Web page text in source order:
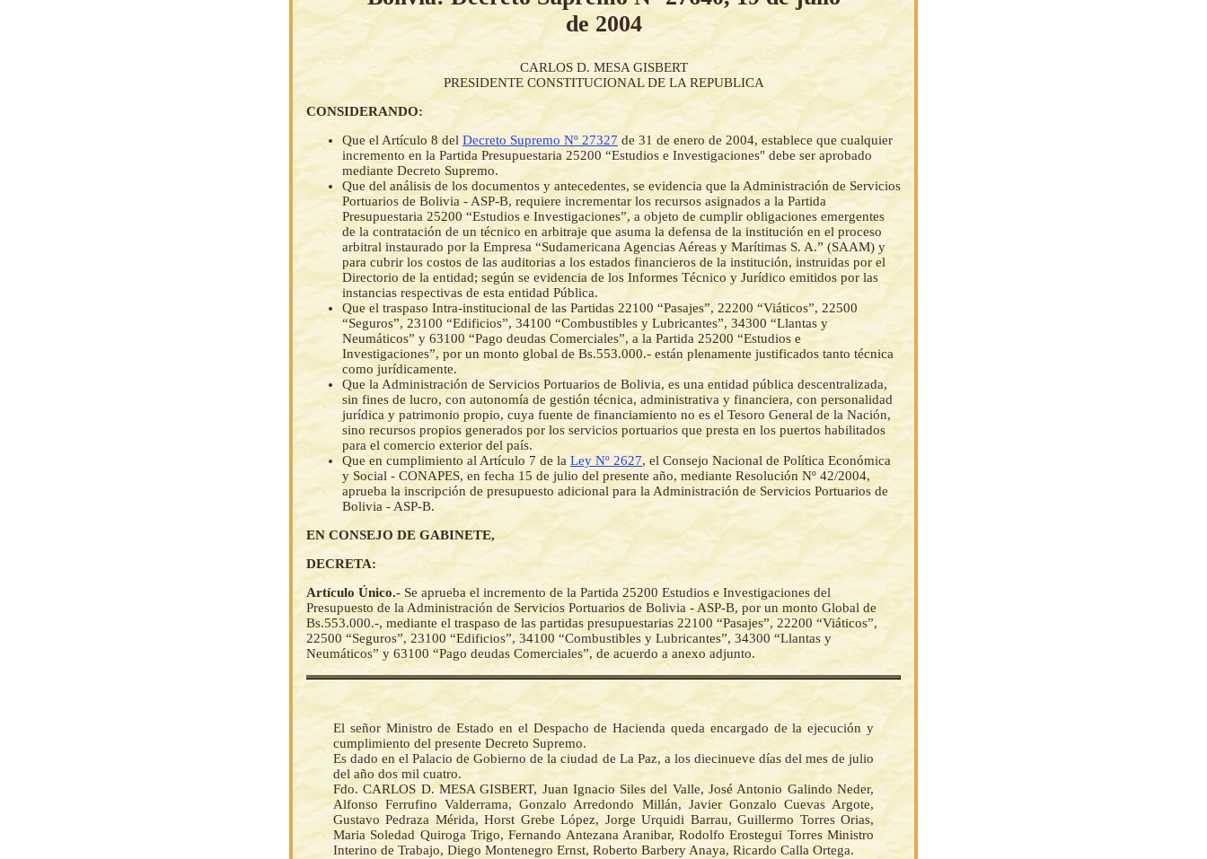
de 2004
CARLOS D. MESA GISBERT
PRESIDENTE CONSTITUCIONAL DE LA REPUBLICA
CONSIDERANDO:
Que el Artículo 8 del Decreto Supremo Nº 27327 de 31 de enero de 2004, establece que cualquier
incremento en la Partida Presupuestaria 25200 “Estudios e Investigaciones" debe ser aprobado
mediante Decreto Supremo.
Que del análisis de los documentos y antecedentes, se evidencia que la Administración de Servicios
Portuarios de Bolivia - ASP-B, requiere incrementar los recursos asignados a la Partida
Presupuestaria 25200 “Estudios e Investigaciones”, a objeto de cumplir obligaciones emergentes
de la contratación de un técnico en arbitraje que asuma la defensa de la institución en el proceso
arbitral instaurado por la Empresa “Sudamericana Agencias Aéreas y Marítimas S. A.” (SAAM) y
para cubrir los costos de las auditorias a los estados financieros de la institución, instruidas por el
Directorio de la entidad; según se evidencia de los Informes Técnico y Jurídico emitidos por las
instancias respectivas de esta entidad Pública.
Que el traspaso Intra-institucional de las Partidas 22100 “Pasajes”, 22200 “Viáticos”, 22500
“Seguros”, 23100 “Edificios”, 34100 “Combustibles y Lubricantes”, 34300 “Llantas y
Neumáticos” y 63100 “Pago deudas Comerciales”, a la Partida 25200 “Estudios e
Investigaciones”, por un monto global de Bs.553.000.- están plenamente justificados tanto técnica
como jurídicamente.
Que la Administración de Servicios Portuarios de Bolivia, es una entidad pública descentralizada,
sin fines de lucro, con autonomía de gestión técnica, administrativa y financiera, con personalidad
jurídica y patrimonio propio, cuya fuente de financiamiento no es el Tesoro General de la Nación,
sino recursos propios generados por los servicios portuarios que presta en los puertos habilitados
para el comercio exterior del país.
Que en cumplimiento al Artículo 7 de la Ley Nº 2627, el Consejo Nacional de Política Económica
y Social - CONAPES, en fecha 15 de julio del presente año, mediante Resolución Nº 42/2004,
aprueba la inscripción de presupuesto adicional para la Administración de Servicios Portuarios de
Bolivia - ASP-B.
EN CONSEJO DE GABINETE,
DECRETA:
Artículo Único.- Se aprueba el incremento de la Partida 25200 Estudios e Investigaciones del
Presupuesto de la Administración de Servicios Portuarios de Bolivia - ASP-B, por un monto Global de
Bs.553.000.-, mediante el traspaso de las partidas presupuestarias 22100 “Pasajes”, 22200 “Viáticos”,
22500 “Seguros”, 23100 “Edificios”, 34100 “Combustibles y Lubricantes”, 34300 “Llantas y
Neumáticos” y 63100 “Pago deudas Comerciales”, de acuerdo a anexo adjunto.
El señor Ministro de Estado en el Despacho de Hacienda queda encargado de la ejecución y
cumplimiento del presente Decreto Supremo.
Es dado en el Palacio de Gobierno de la ciudad de La Paz, a los diecinueve días del mes de julio
del año dos mil cuatro.
Fdo. CARLOS D. MESA GISBERT, Juan Ignacio Siles del Valle, José Antonio Galindo Neder,
Alfonso Ferrufino Valderrama, Gonzalo Arredondo Millán, Javier Gonzalo Cuevas Argote,
Gustavo Pedraza Mérida, Horst Grebe López, Jorge Urquidi Barrau, Guillermo Torres Orias,
Maria Soledad Quiroga Trigo, Fernando Antezana Aranibar, Rodolfo Erostegui Torres Ministro
Interino de Trabajo, Diego Montenegro Ernst, Roberto Barbery Anaya, Ricardo Calla Ortega.